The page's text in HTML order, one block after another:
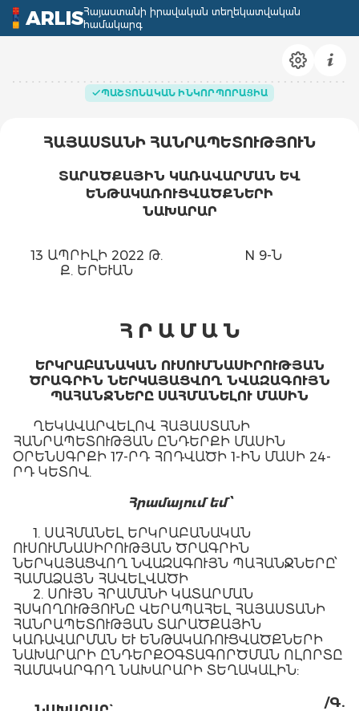
ARLISՀայաստանի իրավական տեղեկատվական
համակարգ
ՊԱՇՏՈՆԱԿԱՆ ԻՆԿՈՐՊՈՐԱՑԻԱ
ՀԱՅԱՍՏԱՆԻ ՀԱՆՐԱՊԵՏՈՒԹՅՈՒՆ
ՏԱՐԱԾՔԱՅԻՆ ԿԱՌԱՎԱՐՄԱՆ ԵՎ
ԵՆԹԱԿԱՌՈՒՑՎԱԾՔՆԵՐԻ
ՆԱԽԱՐԱՐ
13 ԱՊՐԻԼԻ 2022 Թ.
Ք. ԵՐԵՒԱՆ
N 9-Ն
Հ Ր Ա Մ Ա Ն
ԵՐԿՐԱԲԱՆԱԿԱՆ ՈՒՍՈՒՄՆԱՍԻՐՈՒԹՅԱՆ
ԾՐԱԳՐԻՆ ՆԵՐԿԱՅԱՑՎՈՂ ՆՎԱԶԱԳՈՒՅՆ
ՊԱՀԱՆՋՆԵՐԸ ՍԱՀՄԱՆԵԼՈՒ ՄԱՍԻՆ
ՂԵԿԱՎԱՐՎԵԼՈՎ ՀԱՅԱՍՏԱՆԻ
ՀԱՆՐԱՊԵՏՈՒԹՅԱՆ ԸՆԴԵՐՔԻ ՄԱՍԻՆ
ՕՐԵՆՍԳՐՔԻ 17-ՐԴ ՀՈԴՎԱԾԻ 1-ԻՆ ՄԱՍԻ 24-
ՐԴ ԿԵՏՈՎ.
Հրամայում եմ՝
1. ՍԱՀՄԱՆԵԼ ԵՐԿՐԱԲԱՆԱԿԱՆ
ՈՒՍՈՒՄՆԱՍԻՐՈՒԹՅԱՆ ԾՐԱԳՐԻՆ
ՆԵՐԿԱՅԱՑՎՈՂ ՆՎԱԶԱԳՈՒՅՆ ՊԱՀԱՆՋՆԵՐԸ՝
ՀԱՄԱՁԱՅՆ ՀԱՎԵԼՎԱԾԻ
2. ՍՈՒՅՆ ՀՐԱՄԱՆԻ ԿԱՏԱՐՄԱՆ
ՀՍԿՈՂՈՒԹՅՈՒՆԸ ՎԵՐԱՊԱՀԵԼ ՀԱՅԱՍՏԱՆԻ
ՀԱՆՐԱՊԵՏՈՒԹՅԱՆ ՏԱՐԱԾՔԱՅԻՆ
ԿԱՌԱՎԱՐՄԱՆ ԵՒ ԵՆԹԱԿԱՌՈՒՑՎԱԾՔՆԵՐԻ Ն
ԱԽԱՐԱՐԻ ԸՆԴԵՐՔՕԳՏԱԳՈՐԾՄԱՆ ՈԼՈՐՏԸ Հ
ԱՄԱԿԱՐԳՈՂ ՆԱԽԱՐԱՐԻ ՏԵՂԱԿԱԼԻՆ:
ՆԱԽԱՐԱՐ`
/Գ.